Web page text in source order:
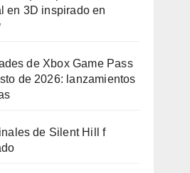
en 3D inspirado en
de Xbox Game Pass
de 2026: lanzamientos
de Silent Hill f